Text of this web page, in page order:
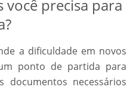
precisa para
a dificuldade em novos
ponto de partida para
documentos necessários